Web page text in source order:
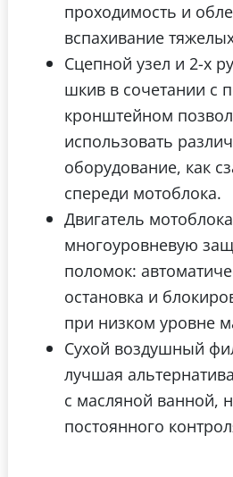
проходимость и
вспахивание
Сцепной узел и 2-х
шкив в сочетании с
кронштейном
использовать
оборудование, как
спереди мотоблока.
Двигатель
многоуровневую
поломок:
остановка и
при низком уровне
Сухой воздушный
лучшая
с масляной ванной,
постоянного